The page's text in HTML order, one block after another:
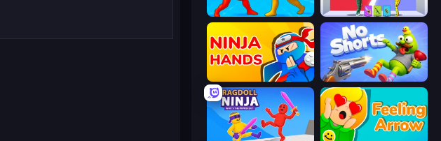
Epic Sword Battle! Fight in Arena Who Dies Last?
Ninja Hands No Shorts